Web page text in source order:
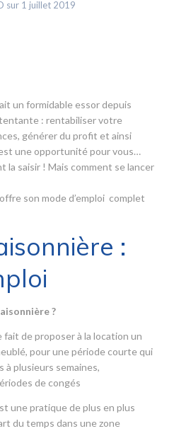
sur 1 juillet 2019
un formidable essor depuis
tentante : rentabiliser votre
générer du profit et ainsi
une opportunité pour vous…
la saisir ! Mais comment se lancer
son mode d’emploi complet
:
?
de proposer à la location un
pour une période courte qui
plusieurs semaines,
de congés
une pratique de plus en plus
du temps dans une zone